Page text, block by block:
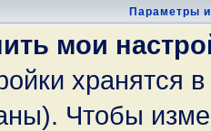
Параметры
мои
хранятся
Чтобы